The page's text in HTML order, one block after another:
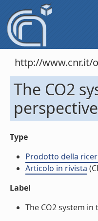
http://www.cnr.it/
The CO2
Type
Prodotto della
Articolo in rivista
Label
The CO2 system